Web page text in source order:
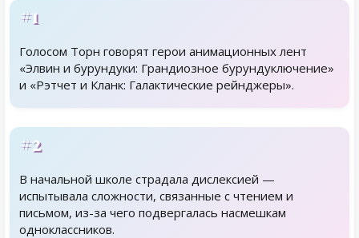
#1
Голосом Торн говорят герои анимационных лент
«Элвин и бурундуки: Грандиозное бурундуключение»
и «Рэтчет и Кланк: Галактические рейнджеры».
#2
В начальной школе страдала дислексией —
испытывала сложности, связанные с чтением и
письмом, из-за чего подвергалась насмешкам
одноклассников.